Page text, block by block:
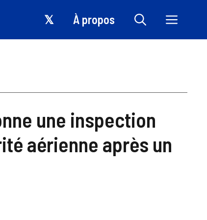
𝕏 À propos
une inspection
aérienne après un